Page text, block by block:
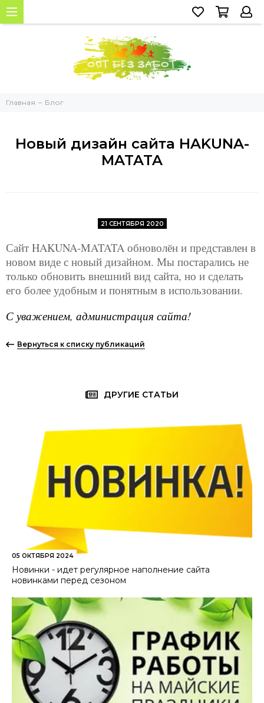
Главная Блог
Новый дизайн сайта HAKUNA-
MATATA
21 СЕНТЯБРЯ 2020
Сайт HAKUNA-MATATA обноволён и представлен в
новом виде с новый дизайном. Мы постарались не
только обновить внешний вид сайта, но и сделать
его более удобным и понятным в использовании.
С уважением, администрация сайта!
Вернуться к списку публикаций
ДРУГИЕ СТАТЬИ
05 ОКТЯБРЯ 2024
Новинки - идет регулярное наполнение сайта
новинками перед сезоном